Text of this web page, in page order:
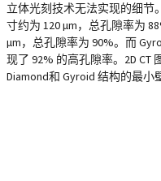
立体光刻技术无法实现的细节
寸约为 120 µm，总孔隙率为
µm，总孔隙率为 90%。而
现了 92% 的高孔隙率。2D CT
Diamond和 Gyroid 结构的最小